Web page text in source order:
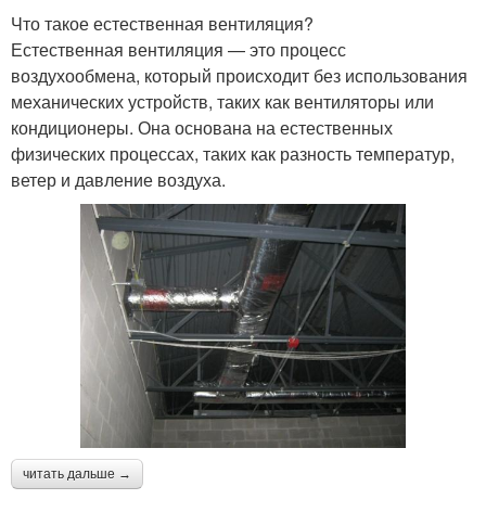
Что такое естественная вентиляция?
Естественная вентиляция — это процесс
воздухообмена, который происходит без использования
механических устройств, таких как вентиляторы или
кондиционеры. Она основана на естественных
физических процессах, таких как разность температур,
ветер и давление воздуха.
читать дальше →